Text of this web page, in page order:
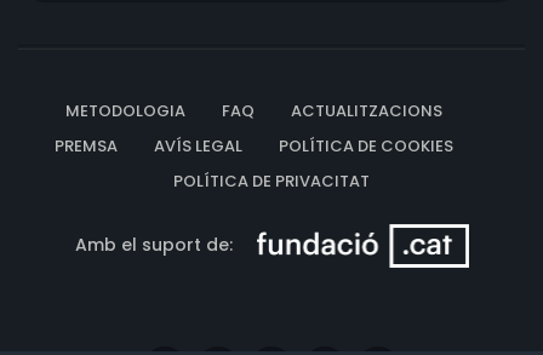
METODOLOGIA FAQ
ACTUALITZACIONS
PREMSA
AVÍS LEGAL
POLÍTICA DE COOKIES
POLÍTICA DE PRIVACITAT
Amb el suport de: